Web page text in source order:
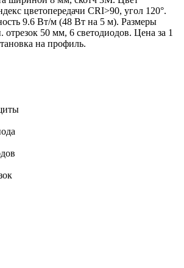
цветопередачи CRI>90, угол 120°.
9.6 Вт/м (48 Вт на 5 м). Размеры
50 мм, 6 светодиодов. Цена за 1
на профиль.